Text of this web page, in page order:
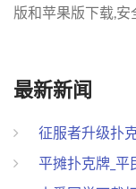
版和苹果版下载,
最新新闻
征服者升级扑
平摊扑克牌_平